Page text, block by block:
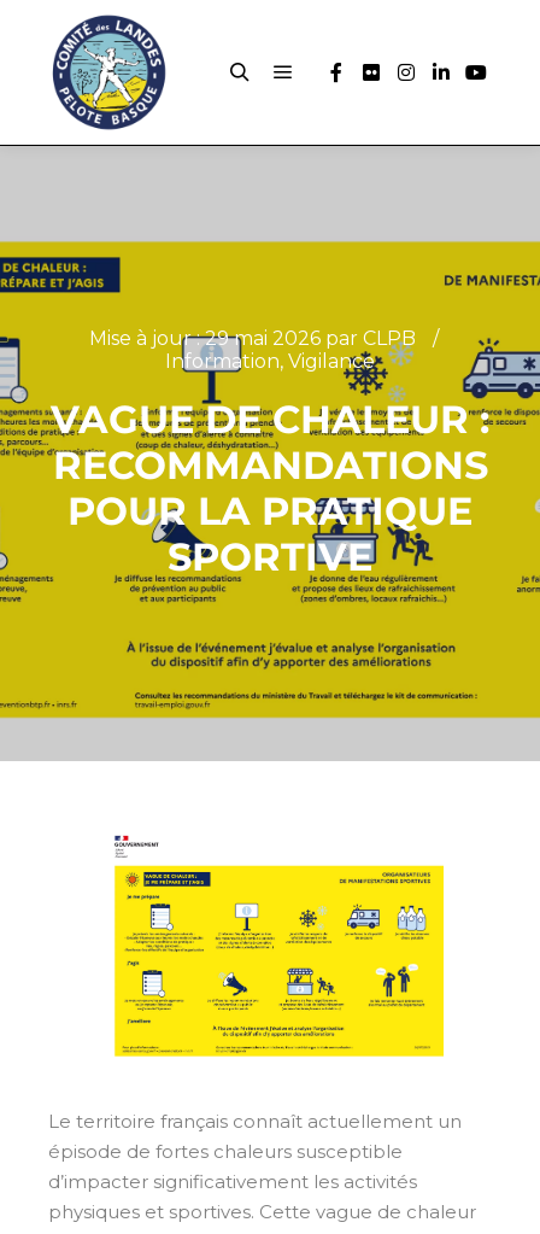
Mise à jour :29 mai 2026 par CLPB
Information, Vigilance
VAGUE DE CHALEUR :
RECOMMANDATIONS
POUR LA PRATIQUE
SPORTIVE
Le territoire français connaît actuellement un
épisode de fortes chaleurs susceptible
d’impacter significativement les activités
physiques et sportives. Cette vague de chaleur